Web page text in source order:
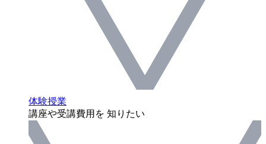
体験授業
講座や受講費用を 知りたい